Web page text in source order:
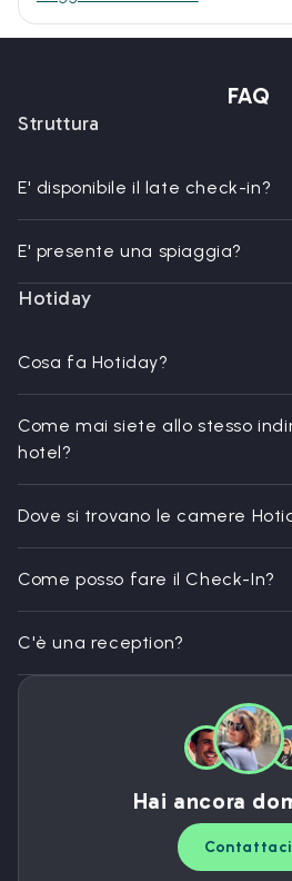
FAQ
Struttura
E' disponibile il late check-in?
E' presente una spiaggia?
Hotiday
Cosa fa Hotiday?
Come mai siete allo stesso
hotel?
Dove si trovano le camere
Come posso fare il Check-In?
C'è una reception?
Hai ancora
Contattaci